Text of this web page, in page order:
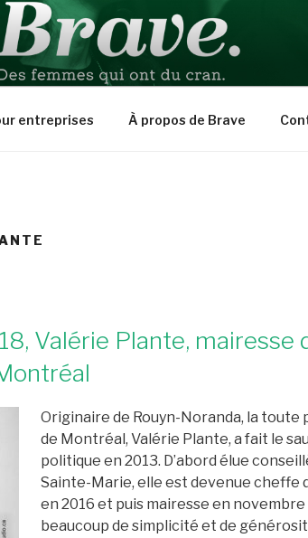
entreprises À propos de Brave
Valérie Plante, mairesse
Originaire de Rouyn-Noranda, la toute
de Montréal, Valérie Plante, a fait le
politique en 2013. D’abord élue
Sainte-Marie, elle est devenue cheffe
en 2016 et puis mairesse en novembre
beaucoup de simplicité et de